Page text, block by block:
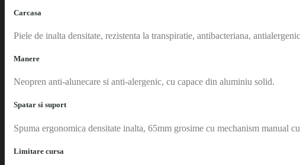
Carcasa
Piele de inalta densitate, rezistenta la transpiratie, antibacteriana,
Manere
Neopren anti-alunecare si anti-alergenic, cu capace din aluminiu solid.
Spatar si suport
Spuma ergonomica densitate inalta, 65mm grosime cu mechanism manual
Limitare cursa